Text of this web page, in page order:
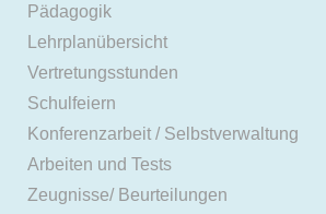
Pädagogik
Lehrplanübersicht
Vertretungsstunden
Schulfeiern
Konferenzarbeit / Selbstverwaltung
Arbeiten und Tests
Zeugnisse/ Beurteilungen